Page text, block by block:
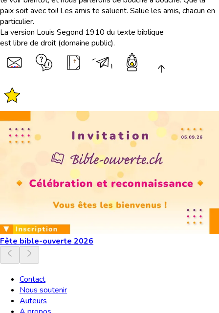
paix soit avec toi! Les amis te saluent. Salue les amis, chacun en
particulier.
La version Louis Segond 1910 du texte biblique
est libre de droit (domaine public).
Fête bible-ouverte 2026
Contact
Nous soutenir
Auteurs